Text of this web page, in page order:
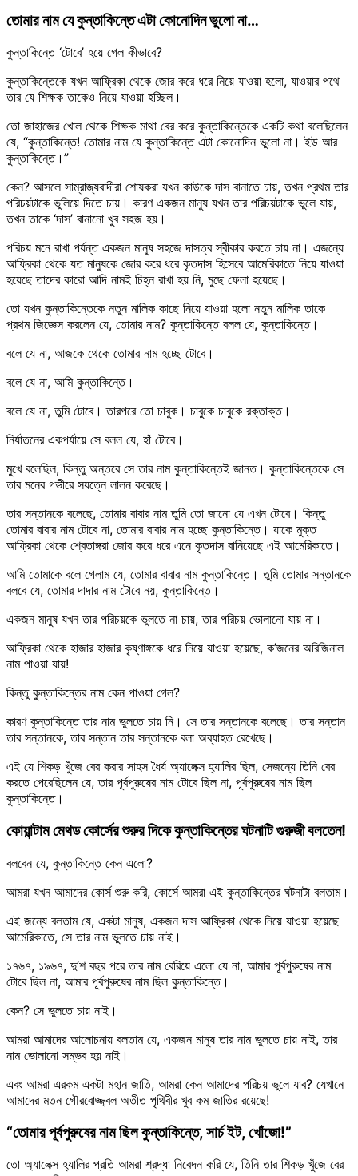
তোমার নাম যে কুন্তাকিন্তে এটা কোনোদিন ভুলো না…
কুন্তাকিন্তে ‘টোবে’ হয়ে গেল কীভাবে?
কুন্তাকিন্তেকে যখন আফ্রিকা থেকে জোর করে ধরে নিয়ে যাওয়া হলো, যাওয়ার পথে
তার যে শিক্ষক তাকেও নিয়ে যাওয়া হচ্ছিল।
তো জাহাজের খোল থেকে শিক্ষক মাথা বের করে কুন্তাকিন্তেকে একটি কথা বলেছিলেন
যে, “কুন্তাকিন্তে! তোমার নাম যে কুন্তাকিন্তে এটা কোনোদিন ভুলো না। ইউ আর
কুন্তাকিন্তে।”
কেন? আসলে সাম্রাজ্যবাদীরা শোষকরা যখন কাউকে দাস বানাতে চায়, তখন প্রথম তার
পরিচয়টাকে ভুলিয়ে দিতে চায়। কারণ একজন মানুষ যখন তার পরিচয়টাকে ভুলে যায়,
তখন তাকে ‘দাস’ বানানো খুব সহজ হয়।
পরিচয় মনে রাখা পর্যন্ত একজন মানুষ সহজে দাসত্ব স্বীকার করতে চায় না। এজন্যে
আফ্রিকা থেকে যত মানুষকে জোর করে ধরে কৃতদাস হিসেবে আমেরিকাতে নিয়ে যাওয়া
হয়েছে তাদের কারো আদি নামই চিহ্ন রাখা হয় নি, মুছে ফেলা হয়েছে।
তো যখন কুন্তাকিন্তেকে নতুন মালিক কাছে নিয়ে যাওয়া হলো নতুন মালিক তাকে
প্রথম জিজ্ঞেস করলেন যে, তোমার নাম? কুন্তাকিন্তে বলল যে, কুন্তাকিন্তে।
বলে যে না, আজকে থেকে তোমার নাম হচ্ছে টোবে।
বলে যে না, আমি কুন্তাকিন্তে।
বলে যে না, তুমি টোবে। তারপরে তো চাবুক। চাবুকে চাবুকে রক্তাক্ত।
নির্যাতনের একপর্যায়ে সে বলল যে, হাঁ টোবে।
মুখে বলেছিল, কিন্তু অন্তরে সে তার নাম কুন্তাকিন্তেই জানত। কুন্তাকিন্তেকে সে
তার মনের গভীরে সযত্নে লালন করেছে।
তার সন্তানকে বলেছে, তোমার বাবার নাম তুমি তো জানো যে এখন টোবে। কিন্তু
তোমার বাবার নাম টোবে না, তোমার বাবার নাম হচ্ছে কুন্তাকিন্তে। যাকে মুক্ত
আফ্রিকা থেকে শ্বেতাঙ্গরা জোর করে ধরে এনে কৃতদাস বানিয়েছে এই আমেরিকাতে।
আমি তোমাকে বলে গেলাম যে, তোমার বাবার নাম কুন্তাকিন্তে। তুমি তোমার সন্তানকে
বলবে যে, তোমার দাদার নাম টোবে নয়, কুন্তাকিন্তে।
একজন মানুষ যখন তার পরিচয়কে ভুলতে না চায়, তার পরিচয় ভোলানো যায় না।
আফ্রিকা থেকে হাজার হাজার কৃষ্ণাঙ্গকে ধরে নিয়ে যাওয়া হয়েছে, ক’জনের অরিজিনাল
নাম পাওয়া যায়!
কিন্তু কুন্তাকিন্তের নাম কেন পাওয়া গেল?
কারণ কুন্তাকিন্তে তার নাম ভুলতে চায় নি। সে তার সন্তানকে বলেছে। তার সন্তান
তার সন্তানকে, তার সন্তান তার সন্তানকে বলা অব্যাহত রেখেছে।
এই যে শিকড় খুঁজে বের করার সাহস ধৈর্য অ্যালেক্স হ্যালির ছিল, সেজন্যে তিনি বের
করতে পেরেছিলেন যে, তার পূর্বপুরুষের নাম টোবে ছিল না, পূর্বপুরুষের নাম ছিল
কুন্তাকিন্তে।
কোয়ান্টাম মেথড কোর্সের শুরুর দিকে কুন্তাকিন্তের ঘটনাটি গুরুজী বলতেন!
বলবেন যে, কুন্তাকিন্তে কেন এলো?
আমরা যখন আমাদের কোর্স শুরু করি, কোর্সে আমরা এই কুন্তাকিন্তের ঘটনাটা বলতাম।
এই জন্যে বলতাম যে, একটা মানুষ, একজন দাস আফ্রিকা থেকে নিয়ে যাওয়া হয়েছে
আমেরিকাতে, সে তার নাম ভুলতে চায় নাই।
১৭৬৭, ১৯৬৭, দু’শ বছর পরে তার নাম বেরিয়ে এলো যে না, আমার পূর্বপুরুষের নাম
টোবে ছিল না, আমার পূর্বপুরুষের নাম ছিল কুন্তাকিন্তে।
কেন? সে ভুলতে চায় নাই।
আমরা আমাদের আলোচনায় বলতাম যে, একজন মানুষ তার নাম ভুলতে চায় নাই, তার
নাম ভোলানো সম্ভব হয় নাই।
এবং আমরা এরকম একটা মহান জাতি, আমরা কেন আমাদের পরিচয় ভুলে যাব? যেখানে
আমাদের মতন গৌরবোজ্জ্বল অতীত পৃথিবীর খুব কম জাতির রয়েছে!
“তোমার পূর্বপুরুষের নাম ছিল কুন্তাকিন্তে, সার্চ ইট, খোঁজো!”
তো অ্যালেক্স হ্যালির প্রতি আমরা শ্রদ্ধা নিবেদন করি যে, তিনি তার শিকড় খুঁজে বের